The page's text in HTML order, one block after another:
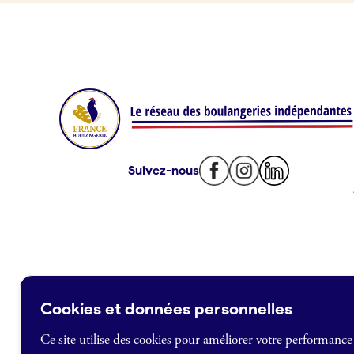
Offres d’emploi
Je suis fournisseur
Suivez-nous
Cookies et données personnelles
Ce site utilise des cookies pour améliorer votre performance